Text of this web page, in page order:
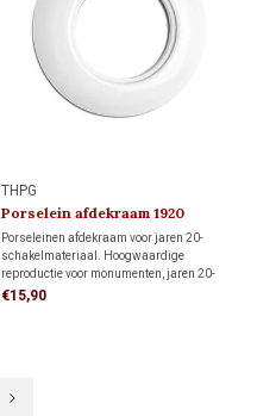
THPG
Porselein afdekraam 1920
Porseleinen afdekraam voor jaren 20-
schakelmateriaal. Hoogwaardige
reproductie voor monumenten, jaren 20-
woningen en klassieke interieurs.
€15,90